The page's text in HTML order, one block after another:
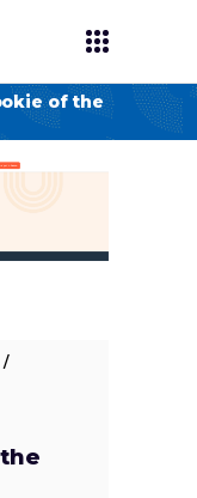
of the